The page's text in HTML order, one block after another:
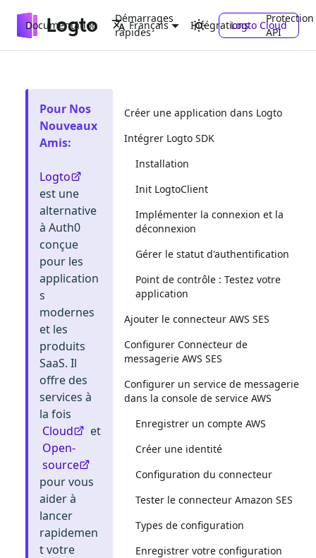
Documentation
Démarrages
rapides
Intégrations
Protection
API
Français Logto Cloud
Pour Nos
Nouveaux
Amis:
Logto
est une
alternative
à Auth0
conçue
pour les
application
s
modernes
et les
produits
SaaS. Il
offre des
services à
la fois
Cloud
et
Open-
source
pour vous
aider à
lancer
rapidemen
t votre
Créer une application dans Logto
Intégrer Logto SDK
Installation
Init LogtoClient
Implémenter la connexion et la
déconnexion
Gérer le statut d'authentification
Point de contrôle : Testez votre
application
Ajouter le connecteur AWS SES
Configurer Connecteur de
messagerie AWS SES
Configurer un service de messagerie
dans la console de service AWS
Enregistrer un compte AWS
Créer une identité
Configuration du connecteur
Tester le connecteur Amazon SES
Types de configuration
Enregistrer votre configuration